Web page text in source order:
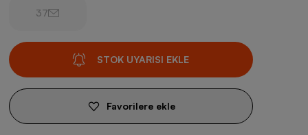
37
STOK UYARISI EKLE
Favorilere ekle